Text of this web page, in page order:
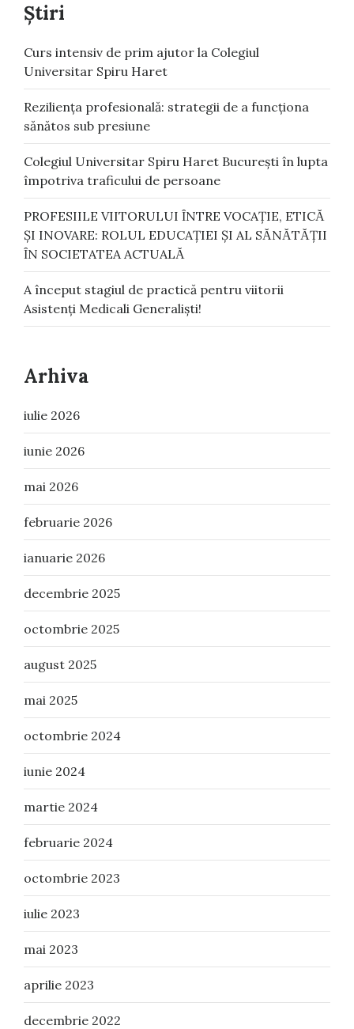
Știri
Curs intensiv de prim ajutor la Colegiul
Universitar Spiru Haret
Reziliența profesională: strategii de a funcționa
sănătos sub presiune
Colegiul Universitar Spiru Haret București în lupta
împotriva traficului de persoane
PROFESIILE VIITORULUI ȊNTRE VOCAŢIE, ETICᾸ
ŞI INOVARE: ROLUL EDUCAŢIEI ŞI AL SᾸNᾸTᾸŢII
ȊN SOCIETATEA ACTUALᾸ
A început stagiul de practică pentru viitorii
Asistenți Medicali Generaliști!
Arhiva
iulie 2026
iunie 2026
mai 2026
februarie 2026
ianuarie 2026
decembrie 2025
octombrie 2025
august 2025
mai 2025
octombrie 2024
iunie 2024
martie 2024
februarie 2024
octombrie 2023
iulie 2023
mai 2023
aprilie 2023
decembrie 2022